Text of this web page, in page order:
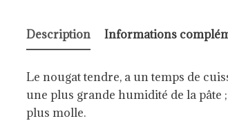
Description Informations
Le nougat tendre, a un temps de
une plus grande humidité de la pâte
plus molle.